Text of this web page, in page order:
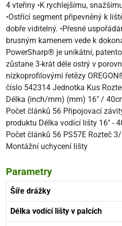
4 vteřiny •K rychlejšímu,
•Ostřící segment připevněný k
dobře viditelný. •Přesné
brusným kamenem vede k
PowerSharp® je unikátní,
zůstane 3-krát déle ostrý v
nízkoprofilovými řetězy
číslo 542314 Jednotka Kus
Délka (inch/mm) (mm) 16" /
Počet článků 56 Připojovací
produktu Délka vodící lišty 16" -
Počet článků 56 PS57E Rozteč
Montážní uchycení lišty
Parametry
Šíře drážky
Délka vodící lišty v palcích